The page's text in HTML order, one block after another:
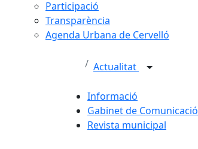
Participació
Transparència
Agenda Urbana de Cervelló
Actualitat
Informació
Gabinet de Comunicació
Revista municipal